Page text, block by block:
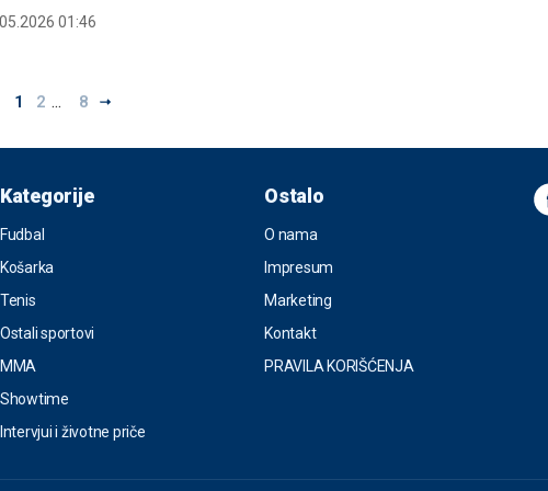
01:46
1 2 ... 8
Kategorije
Fudbal
Košarka
Tenis
Ostali sportovi
MMA
Showtime
Intervjui i životne priče
Ostalo
O nama
Impresum
Marketing
Kontakt
PRAVILA KORIŠĆENJA